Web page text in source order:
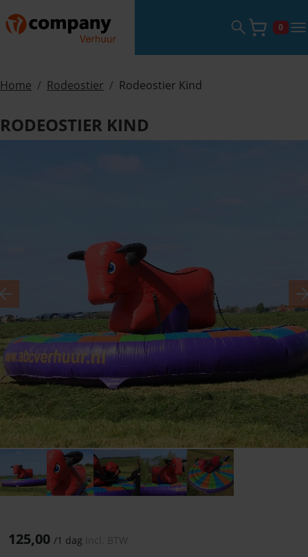
Zoekveld0
Home Rodeostier Rodeostier Kind
RODEOSTIER KIND
Previous
125,00 /1 dag Incl. BTW